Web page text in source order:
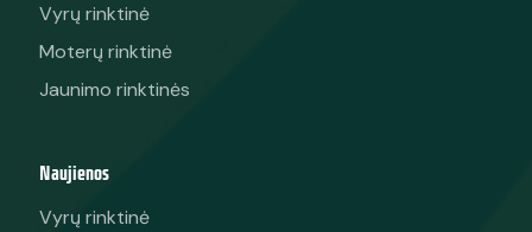
Vyrų rinktinė
Moterų rinktinė
Jaunimo rinktinės
Naujienos
Vyrų rinktinė